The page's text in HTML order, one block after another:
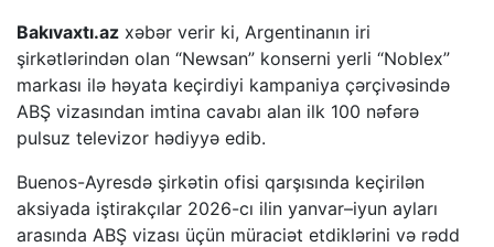
Bakıvaxtı.az xəbər verir ki, Argentinanın iri
şirkətlərindən olan “Newsan” konserni yerli “Noblex”
markası ilə həyata keçirdiyi kampaniya çərçivəsində
ABŞ vizasından imtina cavabı alan ilk 100 nəfərə
pulsuz televizor hədiyyə edib.
Buenos-Ayresdə şirkətin ofisi qarşısında keçirilən
aksiyada iştirakçılar 2026-cı ilin yanvar–iyun ayları
arasında ABŞ vizası üçün müraciət etdiklərini və rədd